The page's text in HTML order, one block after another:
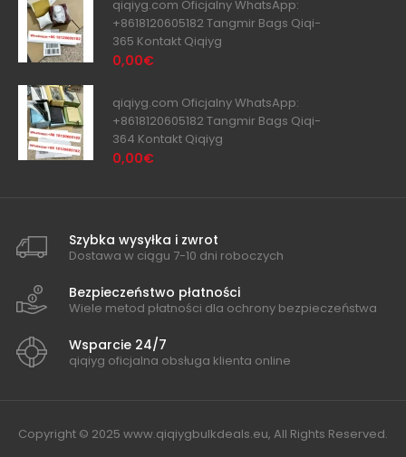
qiqiyg.com Oficjalny WhatsApp:
+8618120605182 Tangmir Bags Qiqi-
365 Kontakt Qiqiyg
0,00€
qiqiyg.com Oficjalny WhatsApp:
+8618120605182 Tangmir Bags Qiqi-
364 Kontakt Qiqiyg
0,00€
Szybka wysyłka i zwrot
Dostawa w ciągu 7-10 dni roboczych
Bezpieczeństwo płatności
Wiele metod płatności dla ochrony bezpieczeństwa
Wsparcie 24/7
qiqiyg oficjalna obsługa klienta online
Copyright © 2025 www.qiqiygbulkdeals.eu, All Rights Reserved.